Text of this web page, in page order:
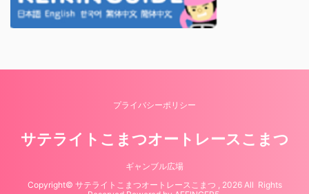
プライバシーポリシー
サテライトこまつオートレースこまつ
ギャンブル広場
Copyright© サテライトこまつオートレースこまつ , 2026 All Rights